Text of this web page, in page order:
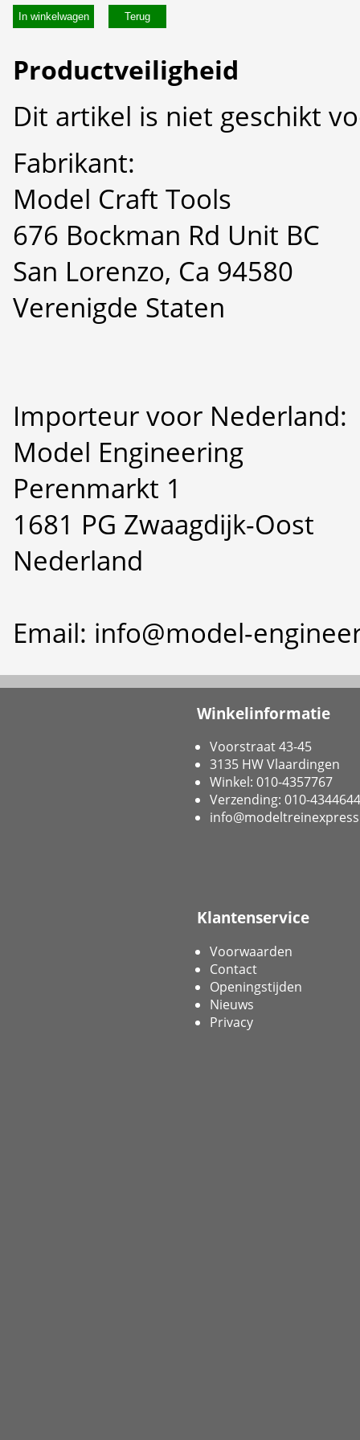
In winkelwagen
Productveiligheid
Dit artikel is niet geschikt
Fabrikant:
Model Craft Tools
676 Bockman Rd Unit BC
San Lorenzo, Ca 94580
Verenigde Staten
Importeur voor Nederland:
Model Engineering
Perenmarkt 1
1681 PG Zwaagdijk-Oost
Nederland
Email: info@model-
Winkelinformatie
Voorstraat 43-45
3135 HW Vlaardingen
Winkel: 010-4357767
Verzending: 010-4344644
Klantenservice
Voorwaarden
Contact
Openingstijden
Nieuws
Privacy